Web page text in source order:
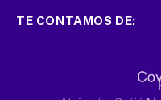
TE CONTAMOS DE: